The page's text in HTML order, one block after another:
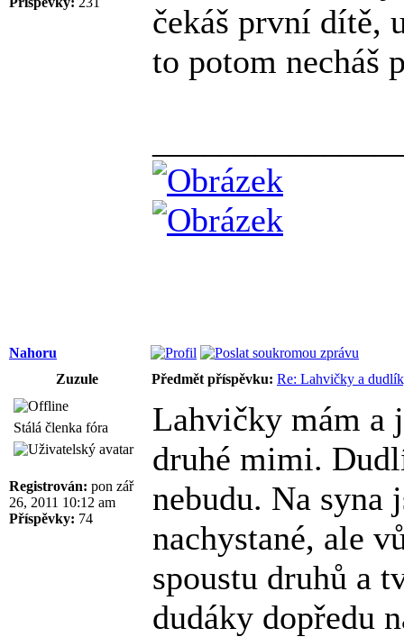
čekáš první dítě,
to potom necháš
Nahoru
Zuzule
Předmět příspěvku: Re: Lahvičky a
Stálá členka fóra
Registrován: pon zář
26, 2011 10:12 am
Příspěvky: 74
Lahvičky mám a
druhé mimi.
nebudu. Na syna
nachystané, ale
spoustu druhů a
dudáky dopředu